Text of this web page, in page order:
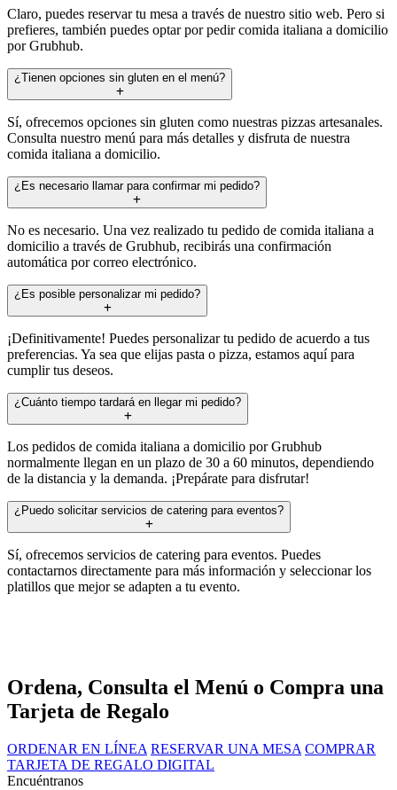
Claro, puedes reservar tu mesa a través de nuestro sitio web. Pero si
prefieres, también puedes optar por pedir comida italiana a domicilio
por Grubhub.
¿Tienen opciones sin gluten en el menú?
Sí, ofrecemos opciones sin gluten como nuestras pizzas artesanales.
Consulta nuestro menú para más detalles y disfruta de nuestra
comida italiana a domicilio.
¿Es necesario llamar para confirmar mi pedido?
No es necesario. Una vez realizado tu pedido de comida italiana a
domicilio a través de Grubhub, recibirás una confirmación
automática por correo electrónico.
¿Es posible personalizar mi pedido?
¡Definitivamente! Puedes personalizar tu pedido de acuerdo a tus
preferencias. Ya sea que elijas pasta o pizza, estamos aquí para
cumplir tus deseos.
¿Cuánto tiempo tardará en llegar mi pedido?
Los pedidos de comida italiana a domicilio por Grubhub
normalmente llegan en un plazo de 30 a 60 minutos, dependiendo
de la distancia y la demanda. ¡Prepárate para disfrutar!
¿Puedo solicitar servicios de catering para eventos?
Sí, ofrecemos servicios de catering para eventos. Puedes
contactarnos directamente para más información y seleccionar los
platillos que mejor se adapten a tu evento.
Ordena, Consulta el Menú o Compra una
Tarjeta de Regalo
ORDENAR EN LÍNEA RESERVAR UNA MESA COMPRAR
TARJETA DE REGALO DIGITAL
Encuéntranos